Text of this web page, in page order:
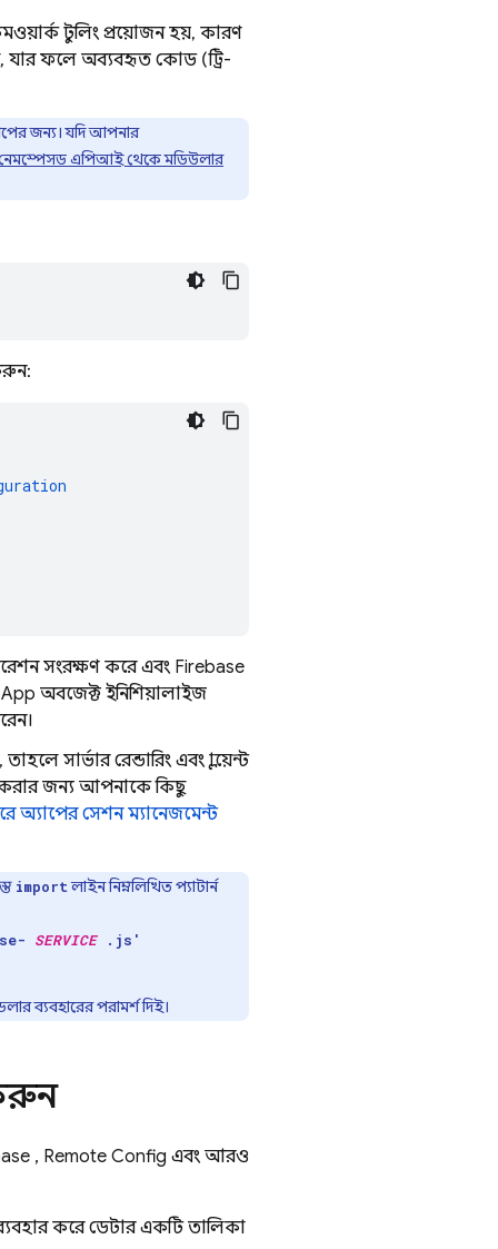
টুলিং প্রয়োজন হয়, কারণ
যার ফলে অব্যবহৃত কোড (ট্রি-
জন্য। যদি আপনার
এপিআই থেকে মডিউলার
সংরক্ষণ করে এবং Firebase
অবজেক্ট ইনিশিয়ালাইজ
সার্ভার রেন্ডারিং এবং ক্লায়েন্ট
করার জন্য আপনাকে কিছু
অ্যাপের সেশন ম্যানেজমেন্ট
importলাইন নিম্নলিখিত প্যাটার্ন
SERVICE.js'
ব্যবহারের পরামর্শ দিই।
, Remote Config এবং আরও
করে ডেটার একটি তালিকা